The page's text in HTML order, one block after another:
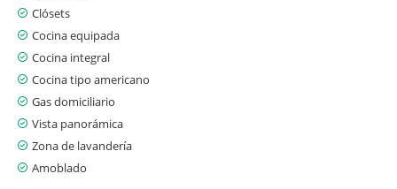
Clósets
Cocina equipada
Cocina integral
Cocina tipo americano
Gas domiciliario
Vista panorámica
Zona de lavandería
Amoblado